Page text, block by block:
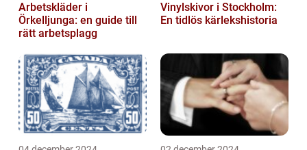
Arbetskläder i
Örkelljunga: en guide till
rätt arbetsplagg
Vinylskivor i Stockholm:
En tidlös kärlekshistoria